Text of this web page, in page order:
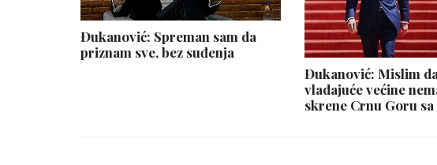
Đukanović: Spreman sam da
priznam sve, bez suđenja
Đukanović: Mislim
vladajuće većine
skrene Crnu Goru sa